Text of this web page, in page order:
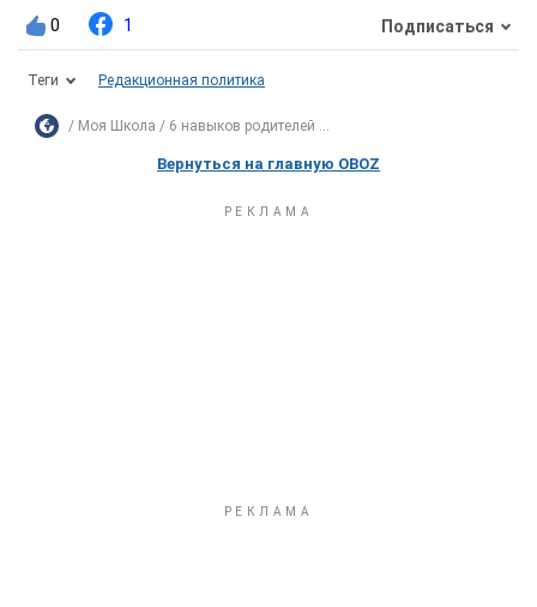
0 1 Подписаться
Теги Редакционная политика
Моя Школа 6 навыков родителей ...
Вернуться на главную OBOZ